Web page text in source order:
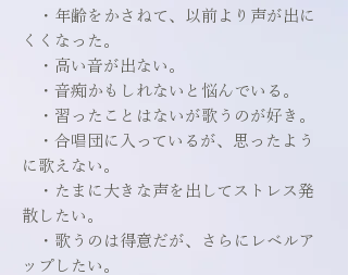
・年齢をかさねて、以前より声が出に
くくなった。
・高い音が出ない。
・音痴かもしれないと悩んでいる。
・習ったことはないが歌うのが好き。
・合唱団に入っているが、思ったよう
に歌えない。
・たまに大きな声を出してストレス発
散したい。
・歌うのは得意だが、さらにレベルア
ップしたい。